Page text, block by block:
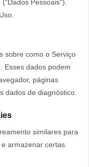
Pessoais").
sobre como o Serviço
Esses dados podem
páginas
dados de diagnóstico.
similares para
armazenar certas